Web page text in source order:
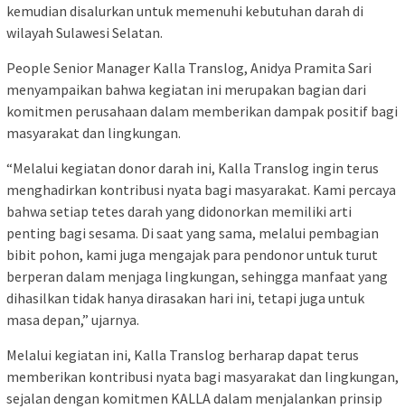
kemudian disalurkan untuk memenuhi kebutuhan darah di
wilayah Sulawesi Selatan.
People Senior Manager Kalla Translog, Anidya Pramita Sari
menyampaikan bahwa kegiatan ini merupakan bagian dari
komitmen perusahaan dalam memberikan dampak positif bagi
masyarakat dan lingkungan.
“Melalui kegiatan donor darah ini, Kalla Translog ingin terus
menghadirkan kontribusi nyata bagi masyarakat. Kami percaya
bahwa setiap tetes darah yang didonorkan memiliki arti
penting bagi sesama. Di saat yang sama, melalui pembagian
bibit pohon, kami juga mengajak para pendonor untuk turut
berperan dalam menjaga lingkungan, sehingga manfaat yang
dihasilkan tidak hanya dirasakan hari ini, tetapi juga untuk
masa depan,” ujarnya.
Melalui kegiatan ini, Kalla Translog berharap dapat terus
memberikan kontribusi nyata bagi masyarakat dan lingkungan,
sejalan dengan komitmen KALLA dalam menjalankan prinsip